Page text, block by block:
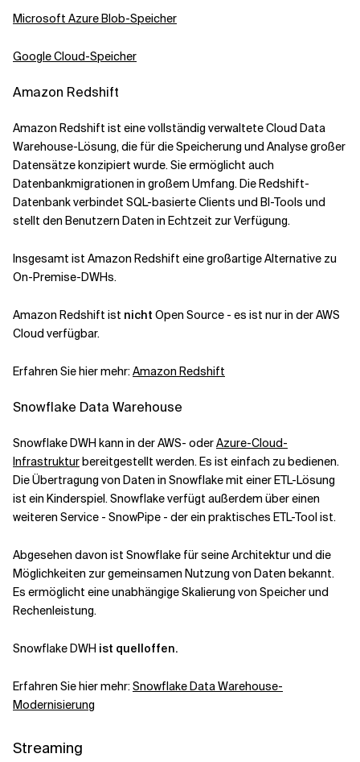
Microsoft Azure Blob-Speicher
Google Cloud-Speicher
Amazon Redshift
Amazon Redshift ist eine vollständig verwaltete Cloud Data
Warehouse-Lösung, die für die Speicherung und Analyse großer
Datensätze konzipiert wurde. Sie ermöglicht auch
Datenbankmigrationen in großem Umfang. Die Redshift-
Datenbank verbindet SQL-basierte Clients und BI-Tools und
stellt den Benutzern Daten in Echtzeit zur Verfügung.
Insgesamt ist Amazon Redshift eine großartige Alternative zu
On-Premise-DWHs.
Amazon Redshift ist nicht Open Source - es ist nur in der AWS
Cloud verfügbar.
Erfahren Sie hier mehr:Amazon Redshift
Snowflake Data Warehouse
Snowflake DWH kann in der AWS- oderAzure-Cloud-
Infrastrukturbereitgestellt werden. Es ist einfach zu bedienen.
Die Übertragung von Daten in Snowflake mit einer ETL-Lösung
ist ein Kinderspiel. Snowflake verfügt außerdem über einen
weiteren Service - SnowPipe - der ein praktisches ETL-Tool ist.
Abgesehen davon ist Snowflake für seine Architektur und die
Möglichkeiten zur gemeinsamen Nutzung von Daten bekannt.
Es ermöglicht eine unabhängige Skalierung von Speicher und
Rechenleistung.
Snowflake DWH ist quelloffen.
Erfahren Sie hier mehr:Snowflake Data Warehouse-
Modernisierung
Streaming